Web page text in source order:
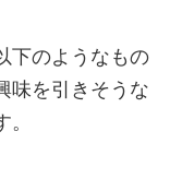
下のようなもの
味を引きそうな